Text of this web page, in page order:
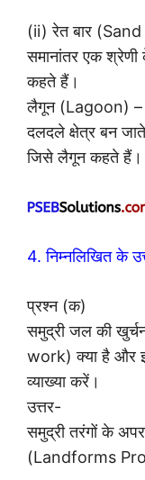
(ii) रेत बार
समानांतर एक
कहते हैं।
लैगून (Lagoon) –
दलदले क्षेत्र बन
जिसे लैगून कहते हैं।
4. निम्नलिखित के
प्रश्न (क)
समुद्री जल की
work) क्या है और
व्याख्या करें।
उत्तर-
समुद्री तरंगों के
(Landforms